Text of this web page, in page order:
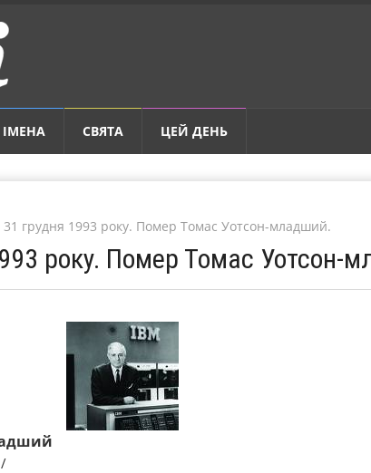
ІМЕНА СВЯТА ЦЕЙ ДЕНЬ
31 грудня 1993 року. Помер Томас Уотсон-младший.
року. Помер Томас Уотсон-